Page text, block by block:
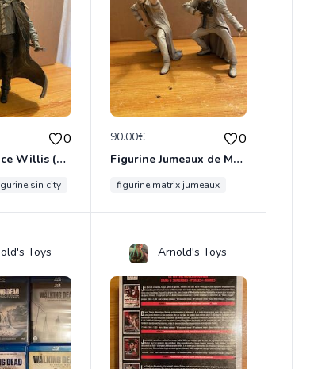
0
Figurine Bruce Willis (Sin City)
sin city
90.00€ 0
Figurine Jumeaux de Matrix
figurine matrix jumeaux
Toys Arnold's Toys